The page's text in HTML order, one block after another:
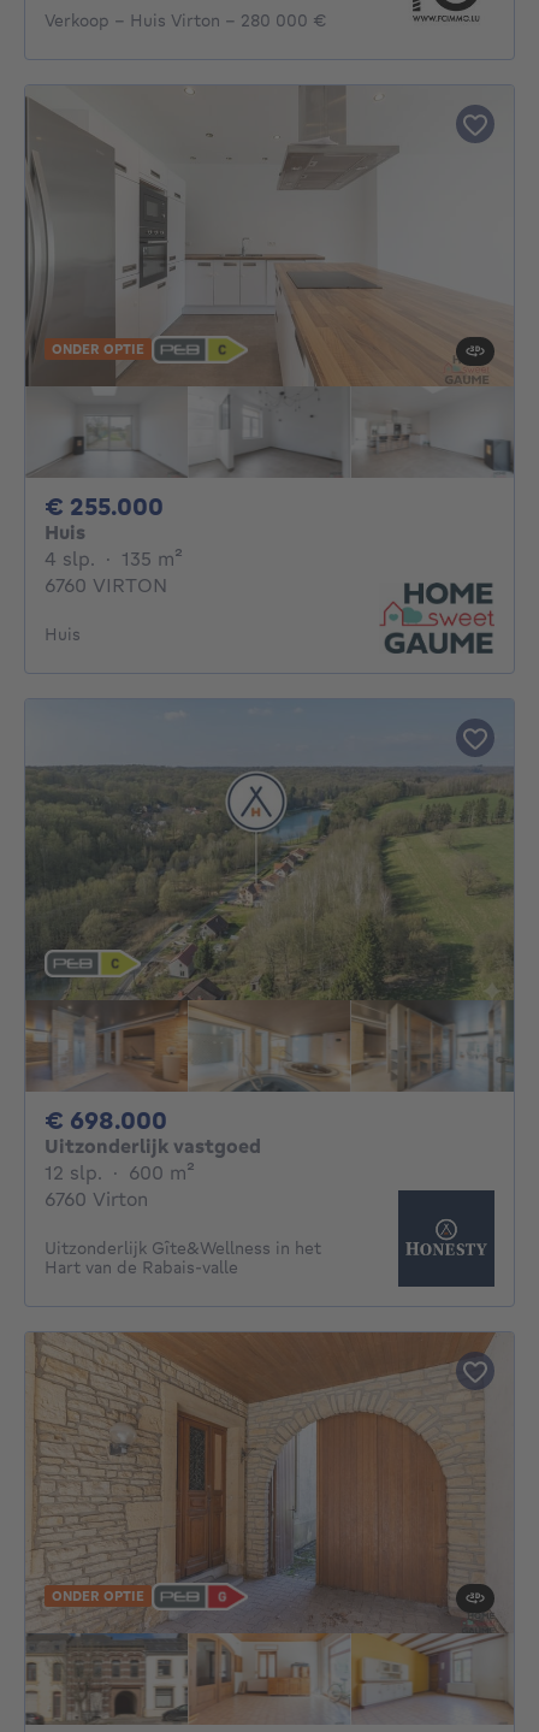
Verkoop - Huis Virton - 280 000 €
ONDER OPTIE
€ 255.000
Huis
4 slp. 4 slaapkamers
· 135 m²
6760 VIRTON
Huis
€ 698.000
Uitzonderlijk vastgoed
12 slp. 12 slaapkamers
· 600 m²
6760 Virton
Uitzonderlijk Gîte&Wellness in het
Hart van de Rabais-valle
ONDER OPTIE